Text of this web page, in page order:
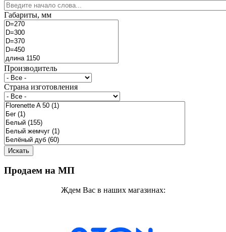
Габариты, мм
Производитель
Страна изготовления
Продаем на МП
Ждем Вас в наших магазинах: